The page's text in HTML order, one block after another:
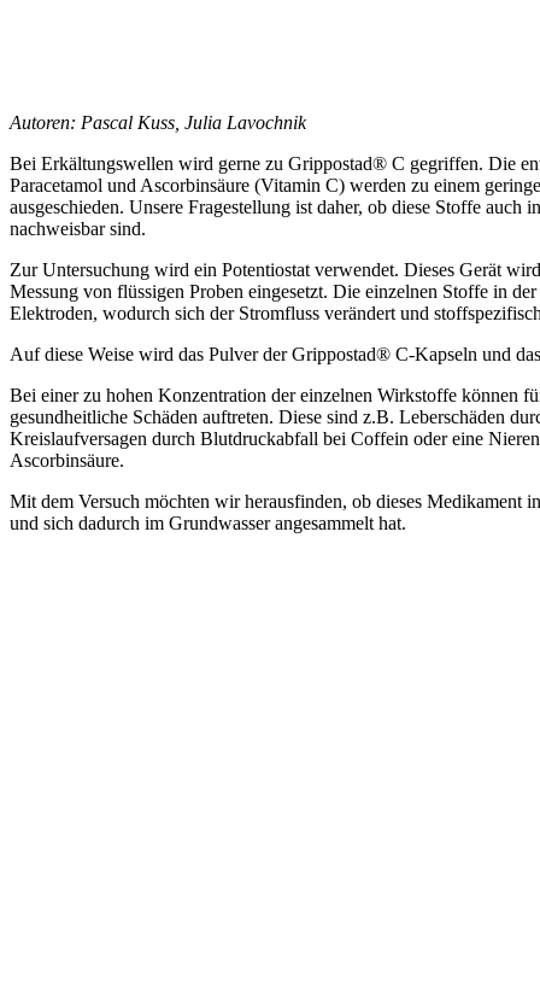
Autoren: Pascal Kuss, Julia Lavochnik
Bei Erkältungswellen wird gerne zu Grippostad® C gegriffen. Die
Paracetamol und Ascorbinsäure (Vitamin C) werden zu einem
ausgeschieden. Unsere Fragestellung ist daher, ob diese Stoffe auch
nachweisbar sind.
Zur Untersuchung wird ein Potentiostat verwendet. Dieses Gerät
Messung von flüssigen Proben eingesetzt. Die einzelnen Stoffe in
Elektroden, wodurch sich der Stromfluss verändert und
Auf diese Weise wird das Pulver der Grippostad® C-Kapseln und
Bei einer zu hohen Konzentration der einzelnen Wirkstoffe können
gesundheitliche Schäden auftreten. Diese sind z.B. Leberschäden
Kreislaufversagen durch Blutdruckabfall bei Coffein oder eine
Ascorbinsäure.
Mit dem Versuch möchten wir herausfinden, ob dieses Medikament
und sich dadurch im Grundwasser angesammelt hat.